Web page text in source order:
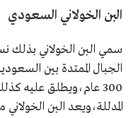
البن الخولاني السعودي
سمي البن الخولاني بذلك
الجبال الممتدة بين
300 عام،ويطلق عليه
المدللة،ويعد البن